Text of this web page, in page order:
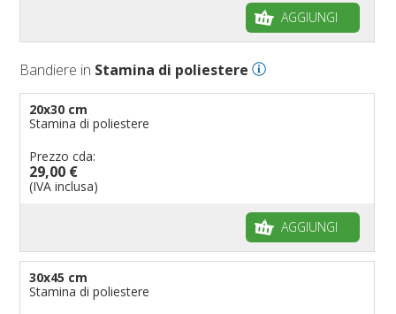
AGGIUNGI
Bandiere in Stamina di poliestere
20x30 cm
Stamina di poliestere
Prezzo cda:
29,00 €
(IVA inclusa)
AGGIUNGI
30x45 cm
Stamina di poliestere